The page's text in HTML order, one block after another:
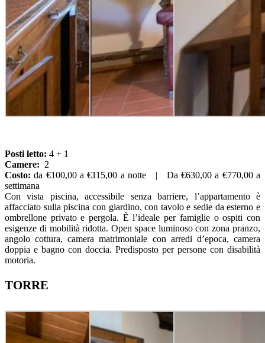
Posti letto: 4 + 1
Camere: 2
Costo: da €100,00 a €115,00 a notte | Da €630,00 a €770,00 a
settimana
Con vista piscina, accessibile senza barriere, l’appartamento è
affacciato sulla piscina con giardino, con tavolo e sedie da esterno e
ombrellone privato e pergola. È l’ideale per famiglie o ospiti con
esigenze di mobilità ridotta. Open space luminoso con zona pranzo,
angolo cottura, camera matrimoniale con arredi d’epoca, camera
doppia e bagno con doccia. Predisposto per persone con disabilità
motoria.
TORRE